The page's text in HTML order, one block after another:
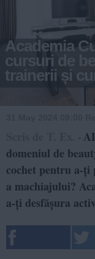
Academia
cursuri de
trainerii și
-
domeniul de
cochet pentru a-
a machiajului?
a-ți desfășura